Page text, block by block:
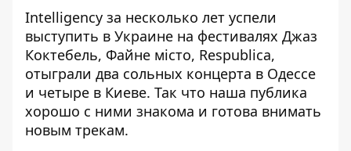
Intelligency за несколько лет успели
выступить в Украине на фестивалях Джаз
Коктебель, Файне місто, Respublica,
отыграли два сольных концерта в Одессе
и четыре в Киеве. Так что наша публика
хорошо с ними знакома и готова внимать
новым трекам.